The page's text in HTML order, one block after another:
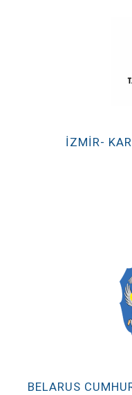
İZMİR-
BELARUS